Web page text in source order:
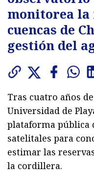
monitorea la
cuencas de
gestión del
Tras cuatro años
Universidad de
plataforma pública
satelitales para
estimar las
la cordillera.